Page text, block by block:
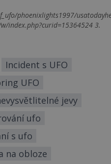
phoenixlights1997/
index.php?curid=15364524 3.
Incident s UFO
UFO
jevy
ufo
s ufo
na obloze